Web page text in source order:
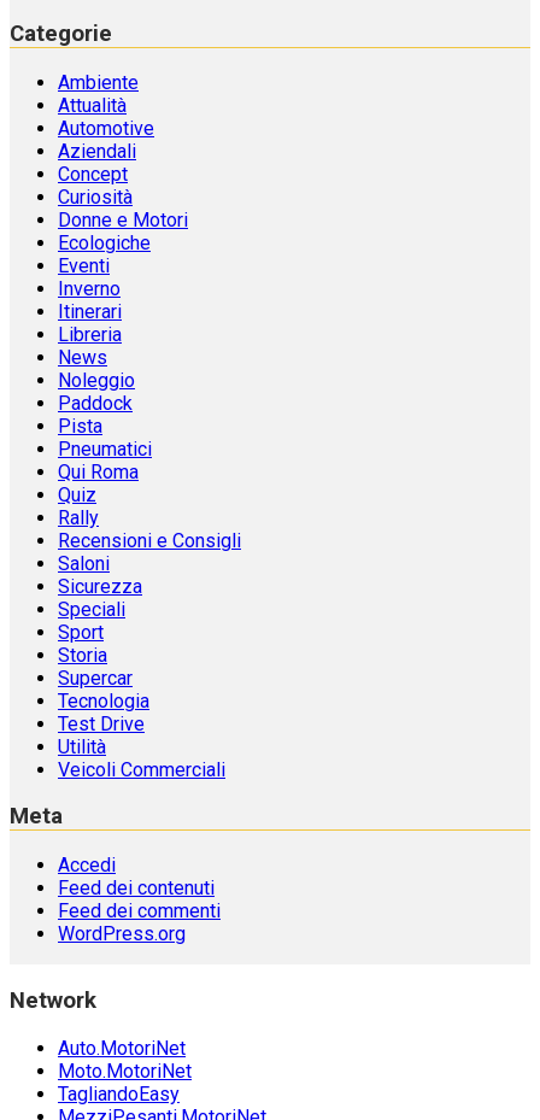
Categorie
Ambiente
Attualità
Automotive
Aziendali
Concept
Curiosità
Donne e Motori
Ecologiche
Eventi
Inverno
Itinerari
Libreria
News
Noleggio
Paddock
Pista
Pneumatici
Qui Roma
Quiz
Rally
Recensioni e Consigli
Saloni
Sicurezza
Speciali
Sport
Storia
Supercar
Tecnologia
Test Drive
Utilità
Veicoli Commerciali
Meta
Accedi
Feed dei contenuti
Feed dei commenti
WordPress.org
Network
Auto.MotoriNet
Moto.MotoriNet
TagliandoEasy